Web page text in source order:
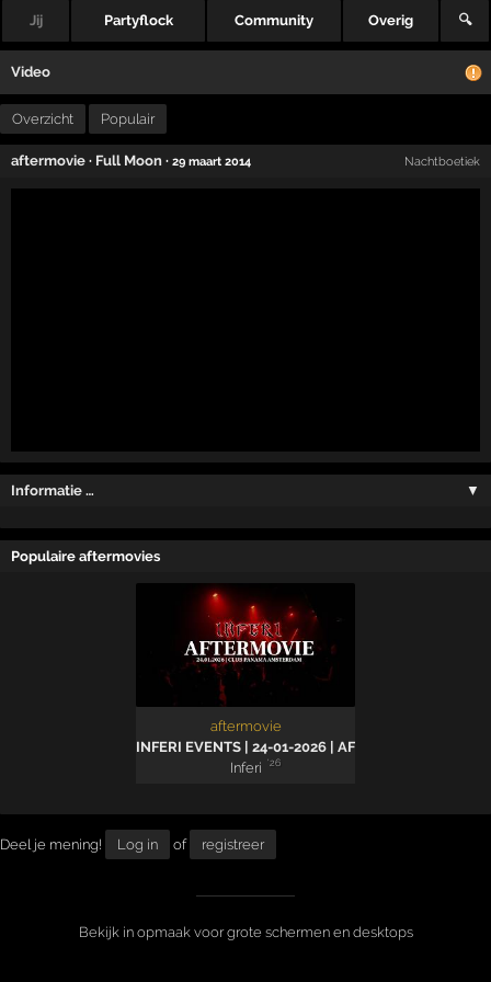
Jij Partyflock Community Overig 🔍
Video
Overzicht Populair
aftermovie · Full Moon ·29 maart 2014 Nachtboetiek
Informatie … ▼
Populaire aftermovies
aftermovie
INFERI EVENTS | 24-01-2026 | AFTERMOVIE
Inferi
'26
Deel je mening! Log in of registreer
Bekijk in opmaak voor grote schermen en desktops